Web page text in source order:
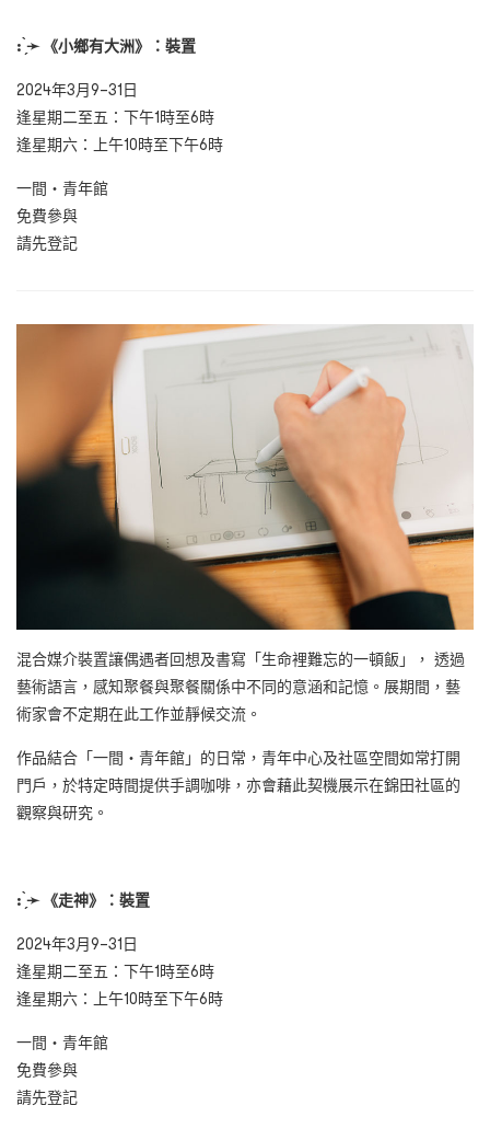
: ̗̀ ➛ 《小鄉有大洲》：裝置
2024年3月9–31日
逢星期二至五：下午1時至6時
逢星期六：上午10時至下午6時
一間・青年館
免費參與
請先登記
混合媒介裝置讓偶遇者回想及書寫「生命裡難忘的一頓飯」， 透過
藝術語言，感知聚餐與聚餐關係中不同的意涵和記憶。展期間，藝
術家會不定期在此工作並靜候交流。
作品結合「一間・青年館」的日常，青年中心及社區空間如常打開
門戶，於特定時間提供手調咖啡，亦會藉此契機展示在錦田社區的
觀察與研究。
: ̗̀➛ 《走神》：裝置
2024年3月9–31日
逢星期二至五：下午1時至6時
逢星期六：上午10時至下午6時
一間・青年館
免費參與
請先登記